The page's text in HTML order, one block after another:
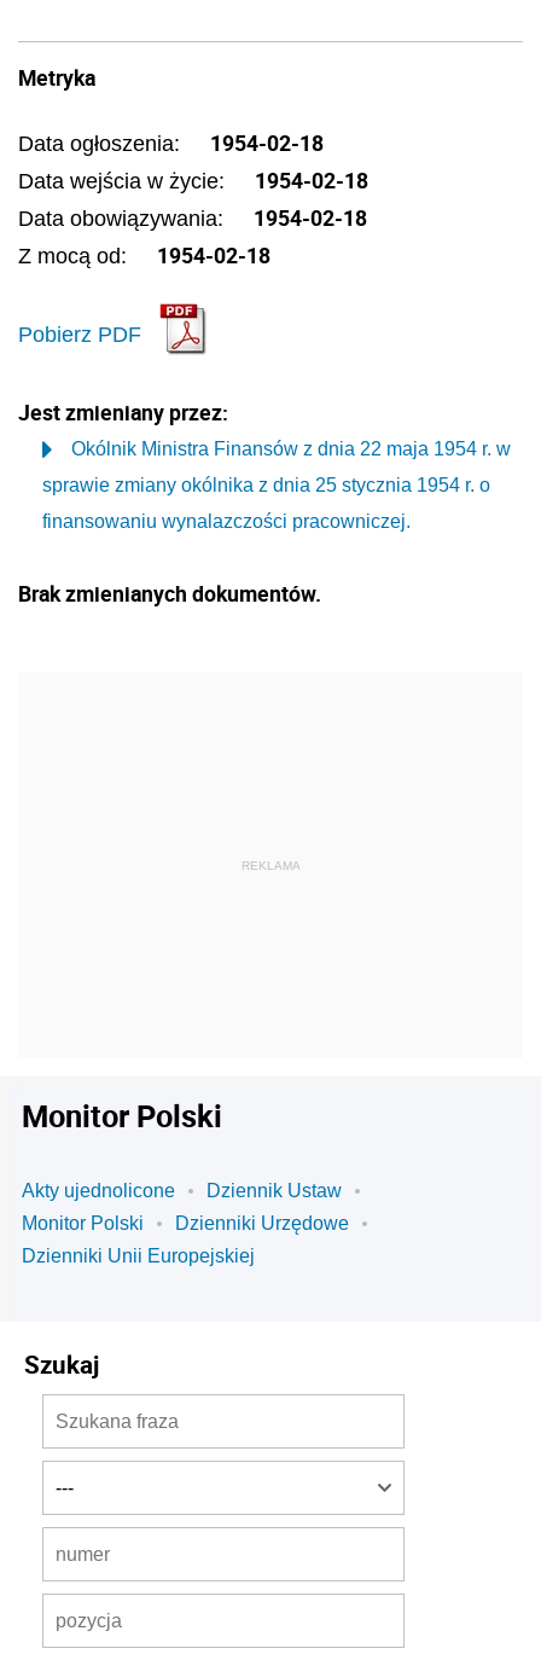
Metryka
Data ogłoszenia: 1954-02-18
Data wejścia w życie: 1954-02-18
Data obowiązywania: 1954-02-18
Z mocą od: 1954-02-18
Pobierz PDF
Jest zmieniany przez:
Okólnik Ministra Finansów z dnia 22 maja 1954 r. w
sprawie zmiany okólnika z dnia 25 stycznia 1954 r. o
finansowaniu wynalazczości pracowniczej.
Brak zmienianych dokumentów.
Monitor Polski
Akty ujednolicone
Dziennik Ustaw
Monitor Polski
Dzienniki Urzędowe
Dzienniki Unii Europejskiej
Szukaj